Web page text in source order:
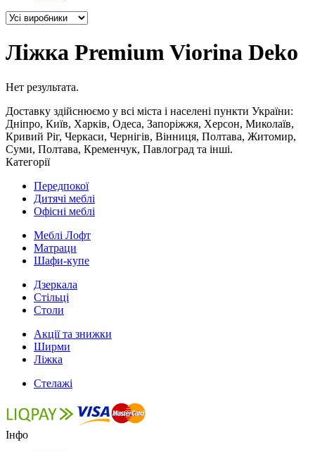
Ліжка Premium Viorina Deko
Нет результата.
Доставку здійснюємо у всі міста і населені пункти України:
Дніпро, Київ, Харків, Одеса, Запоріжжя, Херсон, Миколаїв,
Кривий Ріг, Черкаси, Чернігів, Вінниця, Полтава, Житомир,
Суми, Полтава, Кременчук, Павлоград та інші.
Категорії
Передпокої
Дитячі меблі
Офісні меблі
Меблі Лофт
Матраци
Шафи-купе
Дзеркала
Стільці
Столи
Акції та знижки
Ширми
Ліжка
Стелажі
Інфо